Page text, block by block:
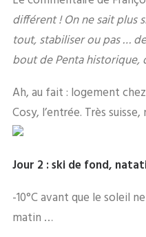
différent ! On ne sait plus
tout, stabiliser ou pas …
bout de Penta historique,
Ah, au fait : logement
Cosy, l’entrée. Très suisse,
Jour 2 :ski de fond,
-10°C avant que le soleil
matin …